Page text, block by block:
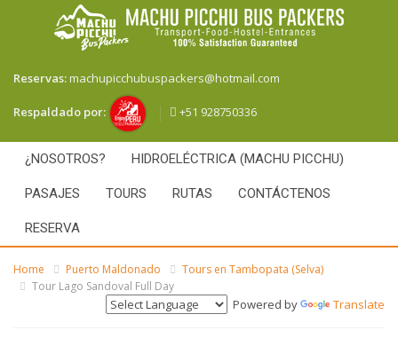
Reservas:machupicchubuspackers@hotmail.com
Respaldado por: +51 928750336
¿NOSOTROS? HIDROELÉCTRICA (MACHU PICCHU)
PASAJES TOURS RUTAS CONTÁCTENOS
RESERVA
Home Puerto Maldonado
Tours en Tambopata (Selva)
Tour Lago Sandoval Full Day
Powered by Translate